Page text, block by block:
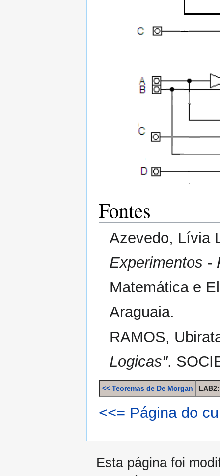
Fontes
Azevedo, Lívia
Experimentos -
Matemática e
Araguaia.
RAMOS,
Logicas".
<< Teoremas de De Morgan
<<= Página do
Esta página foi